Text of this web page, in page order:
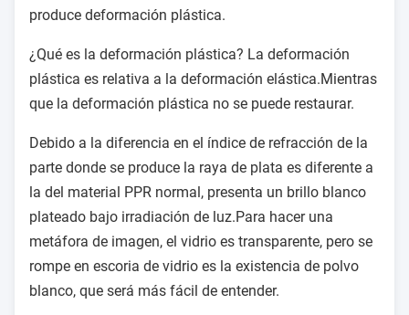
produce deformación plástica.
¿Qué es la deformación plástica? La deformación
plástica es relativa a la deformación elástica.Mientras
que la deformación plástica no se puede restaurar.
Debido a la diferencia en el índice de refracción de la
parte donde se produce la raya de plata es diferente a
la del material PPR normal, presenta un brillo blanco
plateado bajo irradiación de luz.Para hacer una
metáfora de imagen, el vidrio es transparente, pero se
rompe en escoria de vidrio es la existencia de polvo
blanco, que será más fácil de entender.